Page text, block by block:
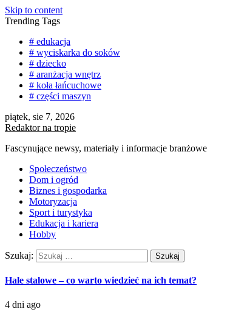
Skip to content
Trending Tags
# edukacja
# wyciskarka do soków
# dziecko
# aranżacja wnętrz
# koła łańcuchowe
# części maszyn
piątek, sie 7, 2026
Redaktor na tropie
Fascynujące newsy, materiały i informacje branżowe
Społeczeństwo
Dom i ogród
Biznes i gospodarka
Motoryzacja
Sport i turystyka
Edukacja i kariera
Hobby
Szukaj:
Hale stalowe – co warto wiedzieć na ich temat?
4 dni ago